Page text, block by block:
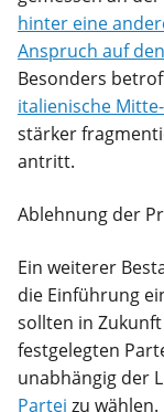
hinter eine
Anspruch auf
Besonders
italienische
stärker
antritt.
Ablehnung der
Ein weiterer
die Einführung
sollten in
festgelegten
unabhängig der
Partei zu